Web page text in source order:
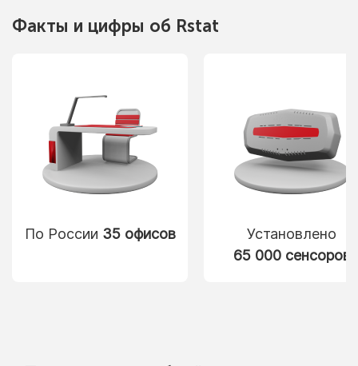
Факты и цифры об Rstat
По России 35 офисов
Установлено
65 000 сенсоров